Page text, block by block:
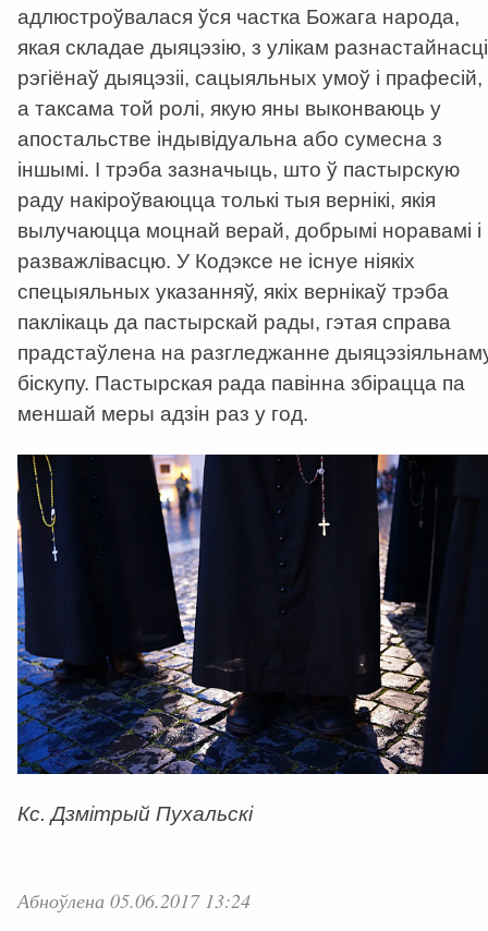
адлюстроўвалася ўся частка Божага народа,
якая складае дыяцэзію, з улікам разнастайнасці
рэгіёнаў дыяцэзіі, сацыяльных умоў і прафесій,
а таксама той ролі, якую яны выконваюць у
апостальстве індывідуальна або сумесна з
іншымі. І трэба зазначыць, што ў пастырскую
раду накіроўваюцца толькі тыя вернікі, якія
вылучаюцца моцнай верай, добрымі норавамі і
разважлівасцю. У Кодэксе не існуе ніякіх
спецыяльных указанняў, якіх вернікаў трэба
паклікаць да пастырскай рады, гэтая справа
прадстаўлена на разгледжанне
біскупу. Пастырская рада павінна збірацца па
меншай меры адзін раз у год.
Кс. Дзмітрый Пухальскі
Абноўлена 05.06.2017 13:24